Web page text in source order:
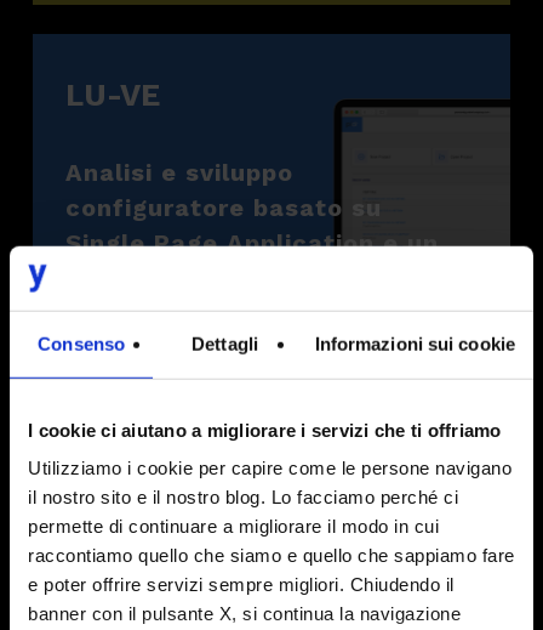
Consenso Dettagli Informazioni sui cookie
I cookie ci aiutano a migliorare i servizi che ti offriamo
Utilizziamo i cookie per capire come le persone navigano
il nostro sito e il nostro blog. Lo facciamo perché ci
permette di continuare a migliorare il modo in cui
raccontiamo quello che siamo e quello che sappiamo fare
e poter offrire servizi sempre migliori. Chiudendo il
banner con il pulsante X, si continua la navigazione
LU-VE
Analisi e sviluppo
configuratore basato su
Single Page Application e un
BMW Italia
Business development
management